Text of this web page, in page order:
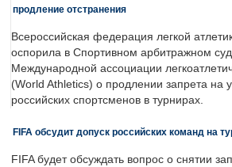
продление отстранения
Всероссийская федерация легкой
оспорила в Спортивном арбитражном
Международной ассоциации
(World Athletics) о продлении запрета на
российских спортсменов в турнирах.
FIFA обсудит допуск российских команд на
FIFA будет обсуждать вопрос о снятии